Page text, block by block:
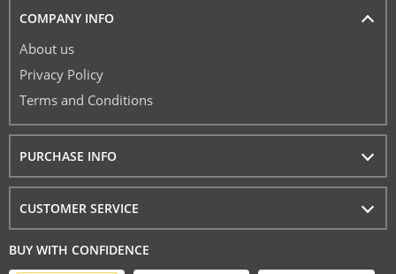
COMPANY INFO
About us
Privacy Policy
Terms and Conditions
PURCHASE INFO
CUSTOMER SERVICE
BUY WITH CONFIDENCE